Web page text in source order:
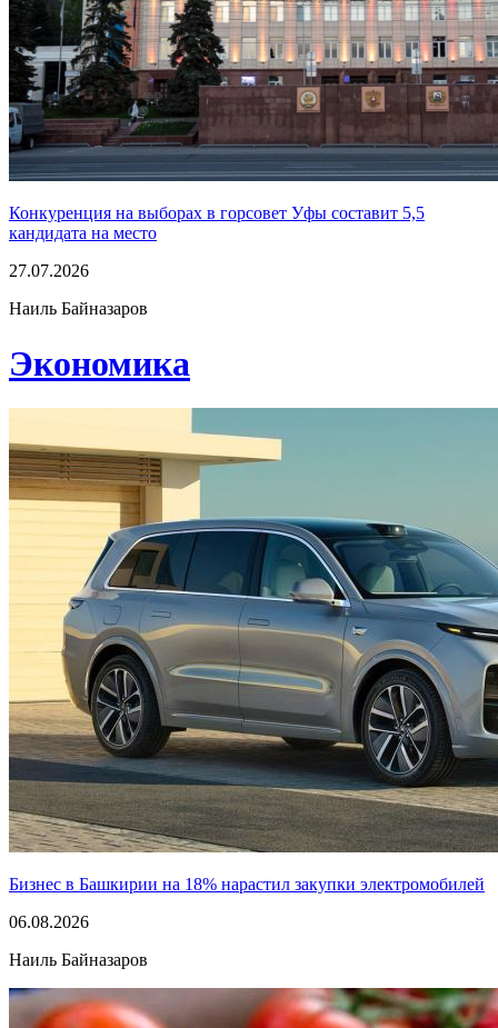
Конкуренция на выборах в горсовет Уфы составит 5,5
кандидата на место
27.07.2026
Наиль Байназаров
Экономика
Бизнес в Башкирии на 18% нарастил закупки электромобилей
06.08.2026
Наиль Байназаров